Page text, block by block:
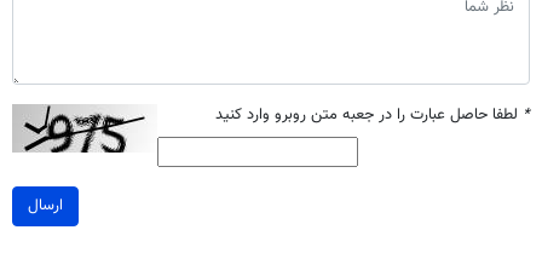
* لطفا حاصل عبارت را در جعبه متن روبرو وارد کنید
ارسال